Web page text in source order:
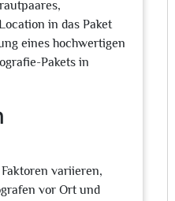
in das Paket
eines hochwertigen
Pakets in
variieren,
vor Ort und